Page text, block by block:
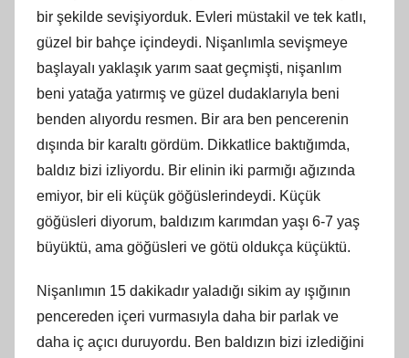
bir şekilde sevişiyorduk. Evleri müstakil ve tek katlı,
güzel bir bahçe içindeydi. Nişanlımla sevişmeye
başlayalı yaklaşık yarım saat geçmişti, nişanlım
beni yatağa yatırmış ve güzel dudaklarıyla beni
benden alıyordu resmen. Bir ara ben pencerenin
dışında bir karaltı gördüm. Dikkatlice baktığımda,
baldız bizi izliyordu. Bir elinin iki parmığı ağızında
emiyor, bir eli küçük göğüslerindeydi. Küçük
göğüsleri diyorum, baldızım karımdan yaşı 6-7 yaş
büyüktü, ama göğüsleri ve götü oldukça küçüktü.
Nişanlımın 15 dakikadır yaladığı sikim ay ışığının
pencereden içeri vurmasıyla daha bir parlak ve
daha iç açıcı duruyordu. Ben baldızın bizi izlediğini